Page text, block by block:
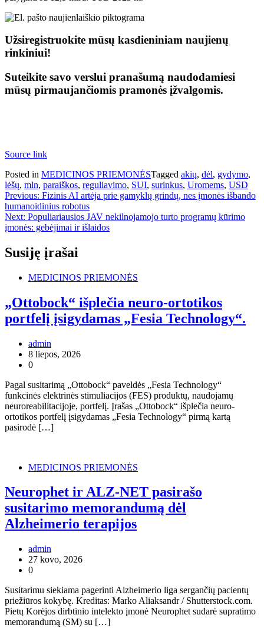
Užsiregistruokite mūsų kasdieniniam naujienų
rinkiniui!
Suteikite savo verslui pranašumą naudodamiesi
mūsų pirmaujančiomis pramonės įžvalgomis.
Source link
Posted in MEDICINOS PRIEMONĖSTagged akių, dėl, gydymo,
lėšų, mln, paraiškos, reguliavimo, SUI, surinkus, Uromems, USD
Navigacija
tarp
įrašų
Previous: Fizinis AI artėja prie gamyklų grindų, nes įmonės išbando
humanoidinius robotus
Next: Populiariausios JAV nekilnojamojo turto programų kūrimo
įmonės: gebėjimai ir išlaidos
Susiję įrašai
MEDICINOS PRIEMONĖS
„Ottobock“ išplečia neuro-ortotikos
portfelį įsigydamas „Fesia Technology“.
admin
8 liepos, 2026
0
Pagal susitarimą „Ottobock“ paveldės „Fesia Technology“
funkcinės elektrinės stimuliacijos (FES) produktų, naudojamų
neuroreabilitacijoje, portfelį. Įrašas „Ottobock“ išplečia neuro-
ortotikos portfelį įsigydamas „Fesia Technology“ pirmą kartą
pasirodė […]
MEDICINOS PRIEMONĖS
Neurophet ir ALZ-NET pasirašo
susitarimo memorandumą dėl
Alzheimerio terapijos
admin
27 kovo, 2026
0
Susitarimu siekiama pagerinti Alzheimerio liga sergančių pacientų
priežiūros kokybę. Kreditas: Marko Aliaksandr / Shutterstock.com.
Pietų Korėjos dirbtinio intelekto įmonė Neurophet sudarė supratimo
memorandumą (SM) su […]